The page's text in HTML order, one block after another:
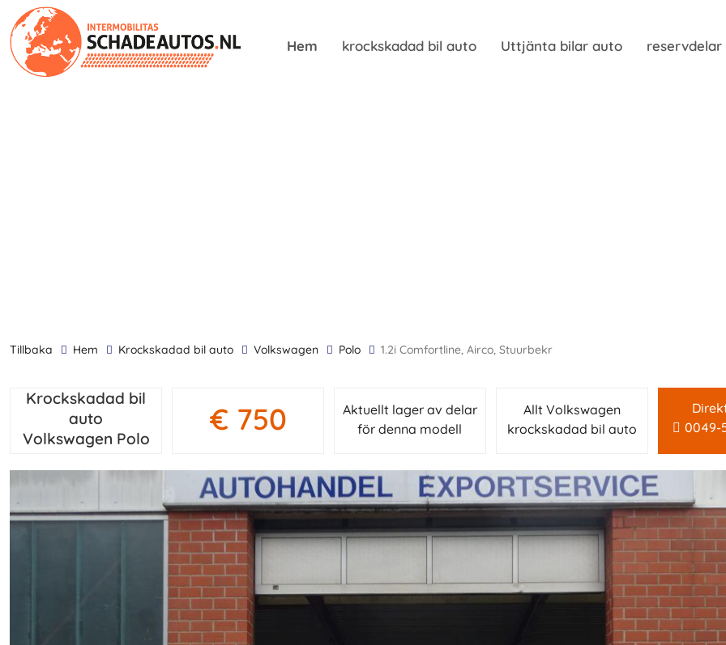
Hem krockskadad bil auto Uttjänta bilar auto reservdelar
tillbaka Hem krockskadad bil auto Volkswagen Polo 1.2i Comfortline, Airco, Stuurbekr
Krockskadad bil
auto
Volkswagen Polo
€ 750
Aktuellt lager av delar
för denna modell
Allt Volkswagen
krockskadad bil auto
0049-